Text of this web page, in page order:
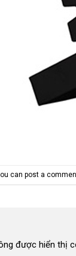
can post a
được hiển thị